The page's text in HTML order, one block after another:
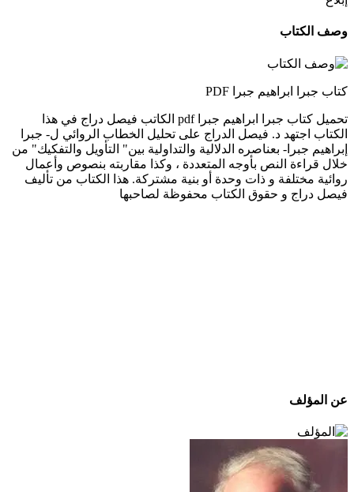
وصف الكتاب
كتاب جبرا ابراهيم جبرا PDF
تحميل كتاب جبرا ابراهيم جبرا pdf الكاتب فيصل دراج في هذا
الكتاب اجتهد د. فيصل الدراج على تحليل الخطاب الروائي ل- جبرا
إبراهيم جبرا- بعناصره الدلالية والتداولية بين" التأويل والتفكيك" من
خلال قراءة النص بأوجه المتعددة ، وكذا مقاربته بنصوص وأعمال
روائية مختلفة و ذات وحدة أو بنية مشتركة. هذا الكتاب من تأليف
فيصل دراج و حقوق الكتاب محفوظة لصاحبها
عن المؤلف